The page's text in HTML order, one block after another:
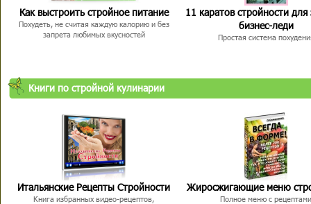
Как выстроить стройное питание
Похудеть, не считая каждую калорию и без
запрета любимых вкусностей
11 каратов стройности для
бизнес-леди
Простая система
Книги по стройной кулинарии
Итальянские Рецепты Стройности
Книга избранных видео-рецептов,
Жиросжигающие меню
Полное меню с рецептами